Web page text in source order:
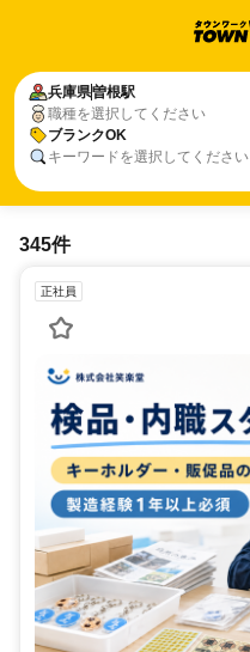
兵庫県曽根駅
職種を選択してください
ブランクOK
キーワードを選択してください
345件
正社員